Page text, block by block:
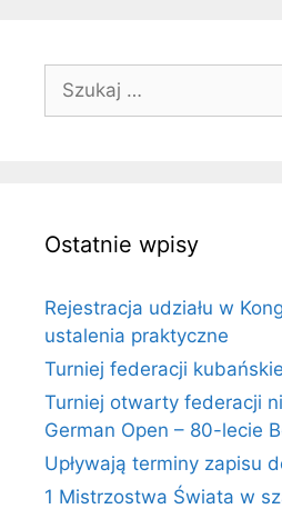
Ostatnie wpisy
Rejestracja udziału w
ustalenia praktyczne
Turniej federacji
Turniej otwarty federacji
German Open – 80-lecie
Upływają terminy zapisu
1 Mistrzostwa Świata w